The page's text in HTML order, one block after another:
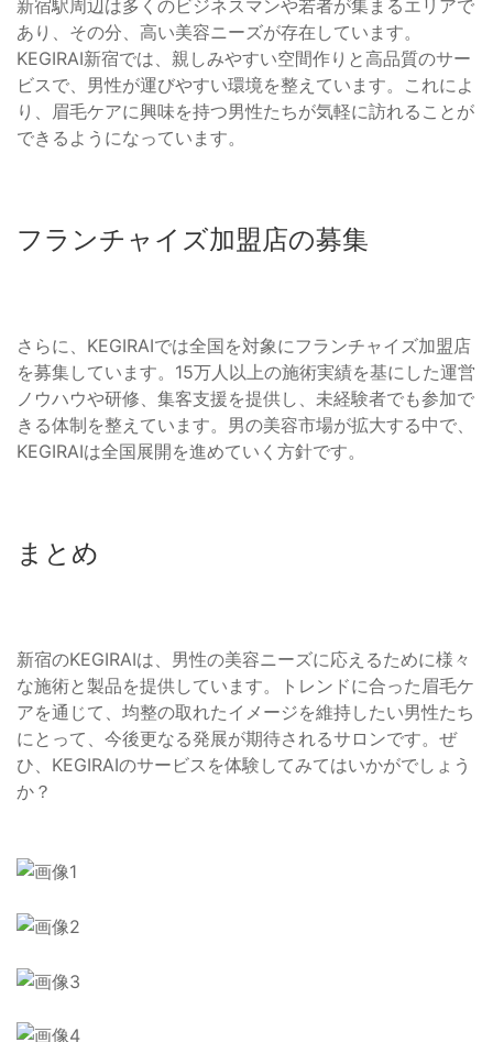
新宿駅周辺は多くのビジネスマンや若者が集まるエリアで
あり、その分、高い美容ニーズが存在しています。
KEGIRAI新宿では、親しみやすい空間作りと高品質のサー
ビスで、男性が運びやすい環境を整えています。これによ
り、眉毛ケアに興味を持つ男性たちが気軽に訪れることが
できるようになっています。
フランチャイズ加盟店の募集
さらに、KEGIRAIでは全国を対象にフランチャイズ加盟店
を募集しています。15万人以上の施術実績を基にした運営
ノウハウや研修、集客支援を提供し、未経験者でも参加で
きる体制を整えています。男の美容市場が拡大する中で、
KEGIRAIは全国展開を進めていく方針です。
まとめ
新宿のKEGIRAIは、男性の美容ニーズに応えるために様々
な施術と製品を提供しています。トレンドに合った眉毛ケ
アを通じて、均整の取れたイメージを維持したい男性たち
にとって、今後更なる発展が期待されるサロンです。ぜ
ひ、KEGIRAIのサービスを体験してみてはいかがでしょう
か？